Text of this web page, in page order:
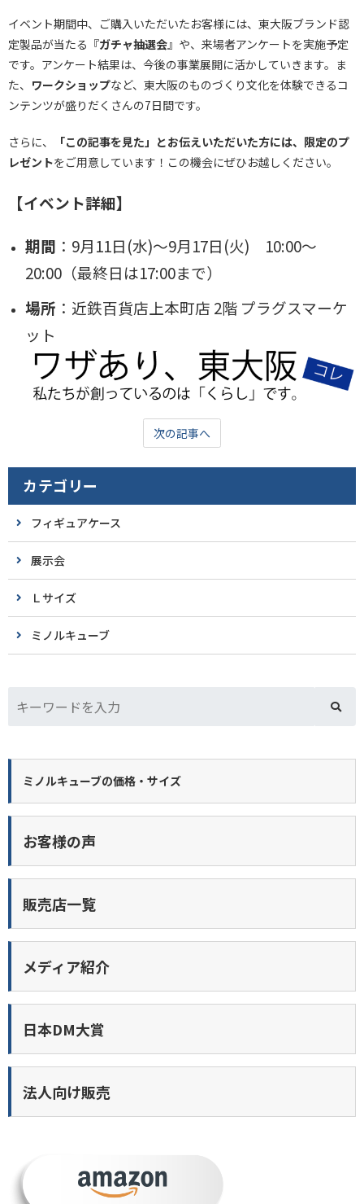
イベント期間中、ご購入いただいたお客様には、東大阪ブランド認
定製品が当たる『ガチャ抽選会』や、来場者アンケートを実施予定
です。アンケート結果は、今後の事業展開に活かしていきます。ま
た、 ワークショップなど、東大阪のものづくり文化を体験できるコ
ンテンツが盛りだくさんの7日間です。
さらに、
「この記事を見た」とお伝えいただいた方には、限定のプ
レゼントをご用意しています！この機会にぜひお越しください。
【イベント詳細】
期間 ：9月11日(水)～9月17日(火) 10:00～
20:00（最終日は17:00まで）
場所 ：近鉄百貨店上本町店 2階 プラグスマーケ
ット
次の記事へ
カテゴリー
フィギュアケース
展示会
Ｌサイズ
ミノルキューブ
ミノルキューブの価格・サイズ
お客様の声
販売店一覧
メディア紹介
日本DM大賞
法人向け販売